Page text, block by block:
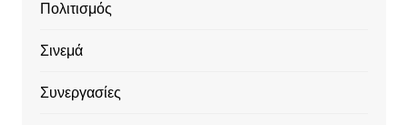
Πολιτισμός
Σινεμά
Συνεργασίες